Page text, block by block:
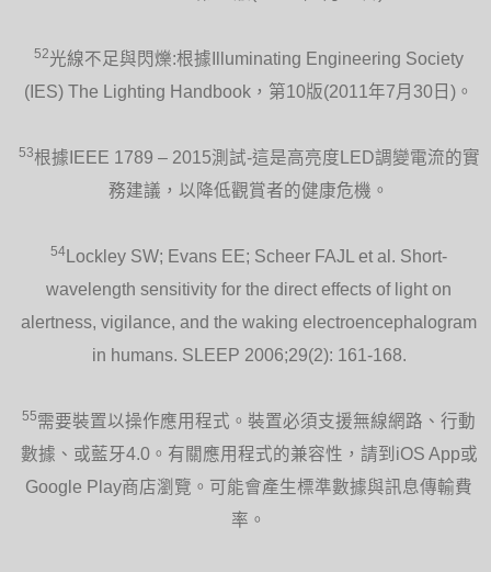
52光線不足與閃爍:根據Illuminating Engineering Society
(IES) The Lighting Handbook，第10版(2011年7月30日)。
53根據IEEE 1789 – 2015測試-這是高亮度LED調變電流的實
務建議，以降低觀賞者的健康危機。
54
Lockley SW; Evans EE; Scheer FAJL et al. Short-
wavelength sensitivity for the direct effects of light on
alertness, vigilance, and the waking electroencephalogram
in humans. SLEEP 2006;29(2): 161-168.
55需要裝置以操作應用程式。裝置必須支援無線網路、行動
數據、或藍牙4.0。有關應用程式的兼容性，請到iOS App或
Google Play商店瀏覽。可能會產生標準數據與訊息傳輸費
率。